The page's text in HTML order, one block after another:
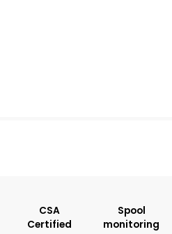
V
CSA
Certified
Spool
monitoring